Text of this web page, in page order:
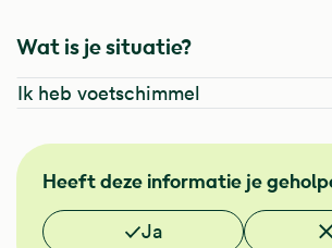
Wat is je situatie?
Ik heb voetschimmel
NHG
Heeft deze informatie je
Vond je deze informatie nuttig?
Ja